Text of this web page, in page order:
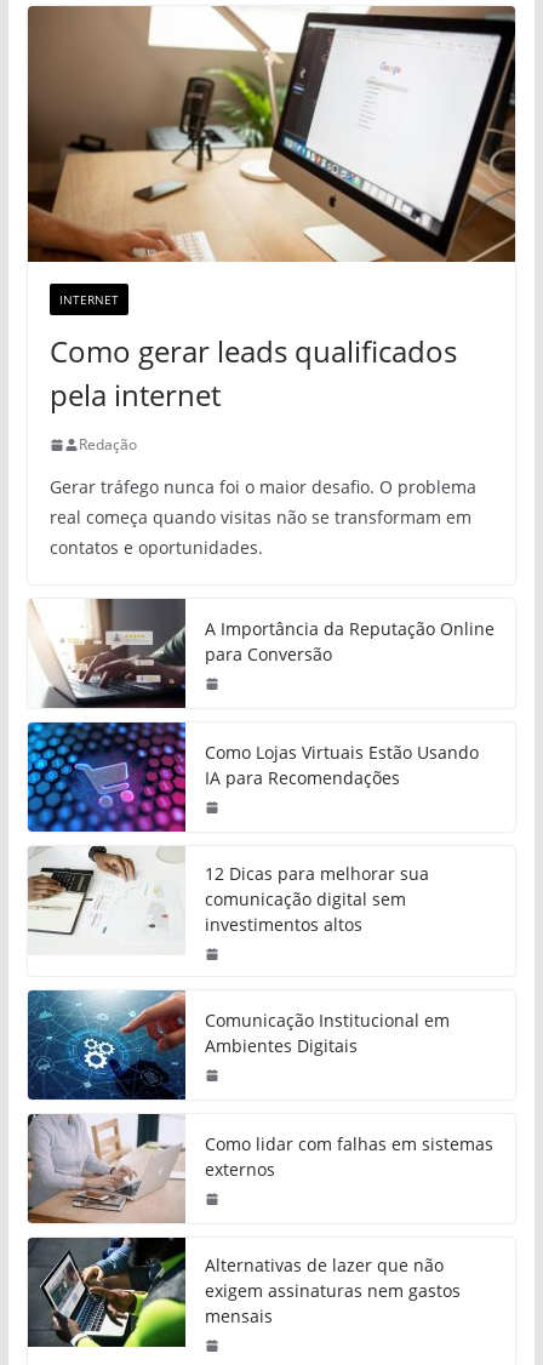
INTERNET
Como gerar leads qualificados
pela internet
Redação
Gerar tráfego nunca foi o maior desafio. O problema
real começa quando visitas não se transformam em
contatos e oportunidades.
A Importância da Reputação Online
para Conversão
Como Lojas Virtuais Estão Usando
IA para Recomendações
12 Dicas para melhorar sua
comunicação digital sem
investimentos altos
Comunicação Institucional em
Ambientes Digitais
Como lidar com falhas em sistemas
externos
Alternativas de lazer que não
exigem assinaturas nem gastos
mensais